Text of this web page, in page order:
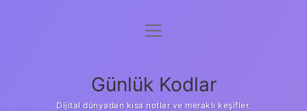
Anasayfa
Yasal Uyarı
menüyü
Günlük Kodlar
Dijital dünyadan kısa notlar ve meraklı keşifler.